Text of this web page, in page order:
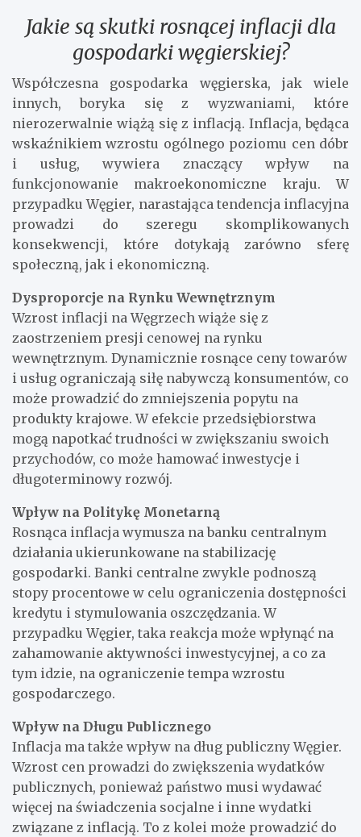
Jakie są skutki rosnącej inflacji dla
gospodarki węgierskiej?
Współczesna gospodarka węgierska, jak wiele
innych, boryka się z wyzwaniami, które
nierozerwalnie wiążą się z inflacją. Inflacja, będąca
wskaźnikiem wzrostu ogólnego poziomu cen dóbr
i usług, wywiera znaczący wpływ na
funkcjonowanie makroekonomiczne kraju. W
przypadku Węgier, narastająca tendencja inflacyjna
prowadzi do szeregu skomplikowanych
konsekwencji, które dotykają zarówno sferę
społeczną, jak i ekonomiczną.
Dysproporcje na Rynku Wewnętrznym
Wzrost inflacji na Węgrzech wiąże się z
zaostrzeniem presji cenowej na rynku
wewnętrznym. Dynamicznie rosnące ceny towarów
i usług ograniczają siłę nabywczą konsumentów, co
może prowadzić do zmniejszenia popytu na
produkty krajowe. W efekcie przedsiębiorstwa
mogą napotkać trudności w zwiększaniu swoich
przychodów, co może hamować inwestycje i
długoterminowy rozwój.
Wpływ na Politykę Monetarną
Rosnąca inflacja wymusza na banku centralnym
działania ukierunkowane na stabilizację
gospodarki. Banki centralne zwykle podnoszą
stopy procentowe w celu ograniczenia dostępności
kredytu i stymulowania oszczędzania. W
przypadku Węgier, taka reakcja może wpłynąć na
zahamowanie aktywności inwestycyjnej, a co za
tym idzie, na ograniczenie tempa wzrostu
gospodarczego.
Wpływ na Długu Publicznego
Inflacja ma także wpływ na dług publiczny Węgier.
Wzrost cen prowadzi do zwiększenia wydatków
publicznych, ponieważ państwo musi wydawać
więcej na świadczenia socjalne i inne wydatki
związane z inflacją. To z kolei może prowadzić do